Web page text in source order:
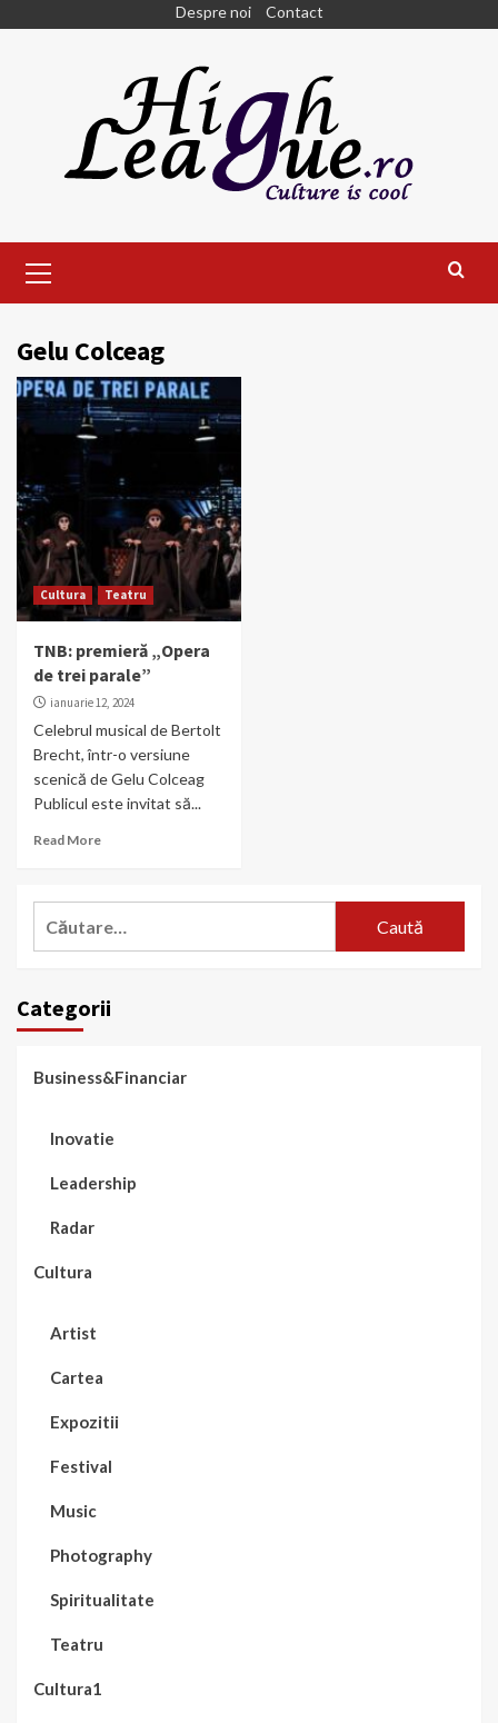
Despre noi Contact
Menu
Gelu Colceag
Cultura Teatru
TNB: premieră „Opera
de trei parale”
ianuarie 12, 2024
Celebrul musical de Bertolt
Brecht, într-o versiune
scenică de Gelu Colceag
Publicul este invitat să...
Read More
Categorii
Business&Financiar
Inovatie
Leadership
Radar
Cultura
Artist
Cartea
Expozitii
Festival
Music
Photography
Spiritualitate
Teatru
Cultura1